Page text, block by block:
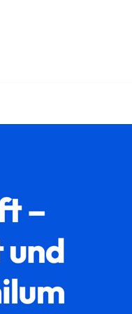
bei 𝐟𝐚𝐦𝐢𝐥𝐮𝐦 – Ihr